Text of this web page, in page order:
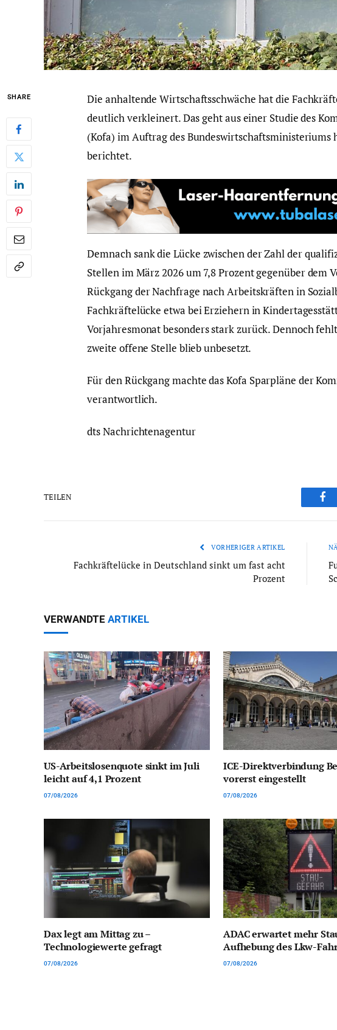
SHARE
Die anhaltende Wirtschaftsschwäche hat die
deutlich verkleinert. Das geht aus einer Studie des
(Kofa) im Auftrag des Bundeswirtschaftsministeriums
berichtet.
Demnach sank die Lücke zwischen der Zahl der
Stellen im März 2026 um 7,8 Prozent gegenüber
Rückgang der Nachfrage nach Arbeitskräften in
Fachkräftelücke etwa bei Erziehern in
Vorjahresmonat besonders stark zurück. Dennoch
zweite offene Stelle blieb unbesetzt.
Für den Rückgang machte das Kofa Sparpläne der
verantwortlich.
dts Nachrichtenagentur
TEILEN
VORHERIGER ARTIKEL
Fachkräftelücke in Deutschland sinkt um fast acht
Prozent
VERWANDTE ARTIKEL
US-Arbeitslosenquote sinkt im Juli
leicht auf 4,1 Prozent
07/08/2026
ICE-Direktverbindung
vorerst eingestellt
07/08/2026
Dax legt am Mittag zu –
Technologiewerte gefragt
07/08/2026
ADAC erwartet mehr
Aufhebung des Lkw-
07/08/2026